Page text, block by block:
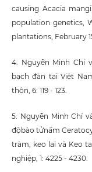
causing Acacia
population genetics,
plantations, February
4. Nguyễn Minh Chí
bạch đàn tại Việt
thôn, 6: 119 - 123.
5. Nguyễn Minh Chí
độbào tửnấm
tràm, keo lai và Keo
nghiệp, 1: 4225 - 4230.